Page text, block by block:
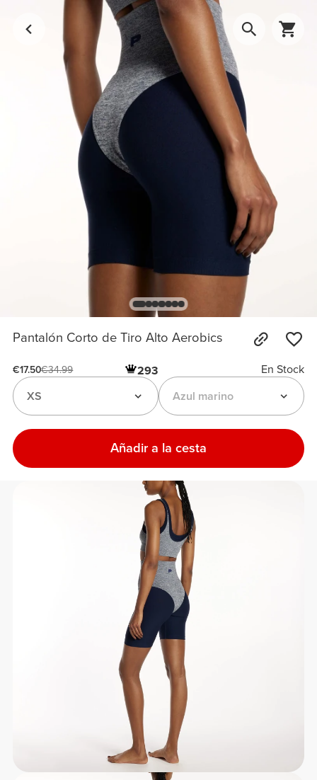
Pantalón Corto de Tiro Alto Aerobics
€17.50€34.99 293
En Stock
Azul marino
XS
Añadir a la cesta